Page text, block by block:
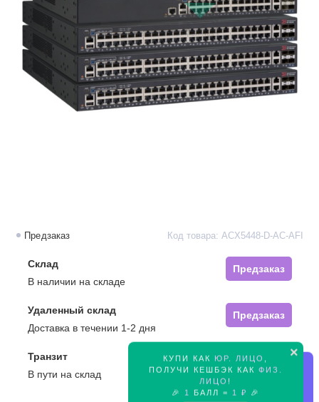
×
КУПИ КАК ЮР. ЛИЦО
ПОЛУЧИ КЕШБЭК КАК ФИЗ.
ЛИЦО !
🎉
1 БАЛЛ = 1 ₽ 🎉
Предзаказ Код товара: ACX5448-D-AC-AFI
Склад
Предзаказ
В наличии на складе
Удаленный склад
Предзаказ
Доставка в течении 1-2 дня
Транзит
Предзаказ
В пути на склад